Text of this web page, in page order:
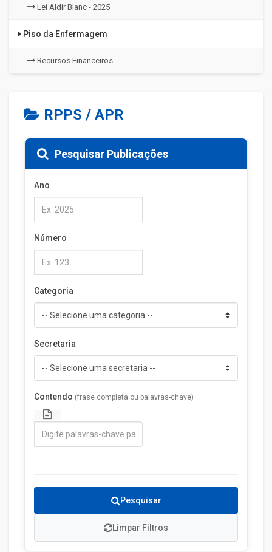
Lei Aldir Blanc - 2025
Piso da Enfermagem
Recursos Financeiros
RPPS / APR
Pesquisar Publicações
Ano
Número
Categoria
Secretaria
Contendo (frase completa ou palavras-chave)
Limpar Filtros
Pesquisar